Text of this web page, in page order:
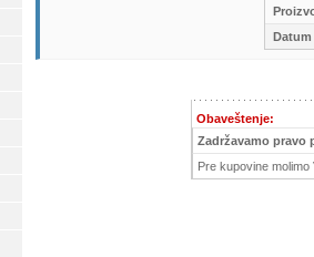
Obaveštenje:
Zadržavamo pravo
Pre kupovine